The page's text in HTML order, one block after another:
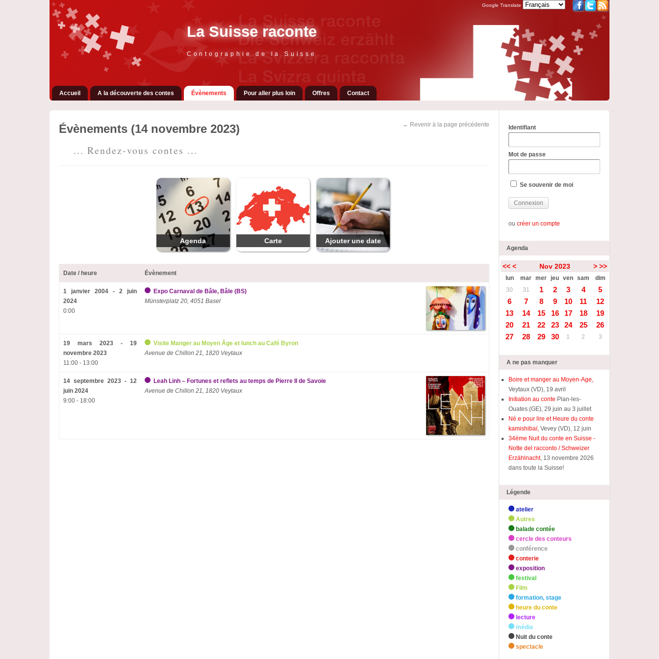
La Suisse raconte
Contographie de la Suisse
Google Translate
Accueil A la découverte des contes Évènements Pour aller plus loin Offres Contact
← Revenir à la page précédente
Évènements (14 novembre 2023)
... Rendez-vous contes ...
Agenda Carte Ajouter une date
Date / heure Évènement
1 janvier 2004 - 2 juin
2024
0:00
Expo Carnaval de Bâle, Bâle (BS)
Münsterplatz 20, 4051 Basel
19 mars 2023 - 19
novembre 2023
11:00 - 13:00
Visite Manger au Moyen Âge et lunch au Café Byron
Avenue de Chillon 21, 1820 Veytaux
14 septembre 2023 - 12
juin 2024
9:00 - 18:00
Leah Linh – Fortunes et reflets au temps de Pierre II de Savoie
Avenue de Chillon 21, 1820 Veytaux
Identifiant
Mot de passe
Se souvenir de moi
oucréer un compte
Agenda
<< < Nov 2023 > >>
lun mar mer jeu ven sam
dim
30
31 1 2 3 4
5
6
7 8 9 10 11
12
13
14 15 16 17 18
19
20
21 22 23 24 25
26
27
28 29 30 1 2 3
A ne pas manquer
Boire et manger au Moyen-Age,
Veytaux (VD), 19 avril
Initiation au conte Plan-les-
Ouates (GE), 29 juin au 3 juillet
Né.e pour lire et Heure du conte
kamishibaï, Vevey (VD), 12 juin
34ème Nuit du conte en Suisse -
Notte del racconto / Schweizer
Erzählnacht, 13 novembre 2026
dans toute la Suisse!
Légende
atelier
Autres
balade contée
cercle des conteurs
conférence
conterie
exposition
festival
Film
formation, stage
heure du conte
lecture
média
Nuit du conte
spectacle